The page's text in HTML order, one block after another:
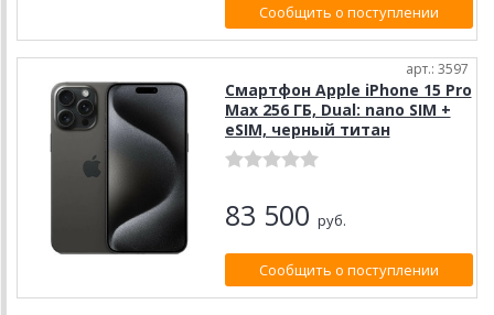
Сообщить о поступлении
арт.: 3597
Смартфон Apple iPhone 15 Pro
Max 256 ГБ, Dual: nano SIM +
eSIM, черный титан
83 500 руб.
Сообщить о поступлении